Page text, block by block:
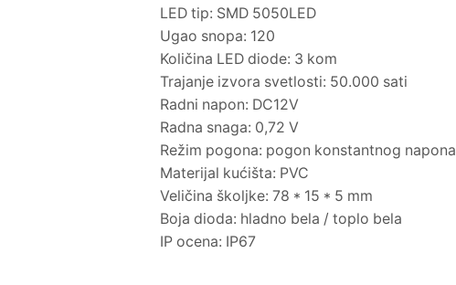
LED tip: SMD 5050LED
Ugao snopa: 120
Količina LED diode: 3 kom
Trajanje izvora svetlosti: 50.000 sati
Radni napon: DC12V
Radna snaga: 0,72 V
Režim pogona: pogon konstantnog napona
Materijal kućišta: PVC
Veličina školjke: 78 * 15 * 5 mm
Boja dioda: hladno bela / toplo bela
IP ocena: IP67